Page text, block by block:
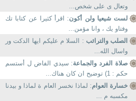
وتعال ى على شخص...
لست شيعيا ولن أكون: اقرأ كثيرا عن كتابا تك
وفتاو يك ، وانا مؤمن...
الصلب والترائب : السلا م عليكم ايها الدكت ور
واسال الله...
صلاة الفرد والجماعة: سيدي الفاض ل أستسم
حكم : 1) توضيح ان كان هناك...
خسارة العوام: لماذا نخسر العام ة لماذا و بيدنا
مكسبه م ...